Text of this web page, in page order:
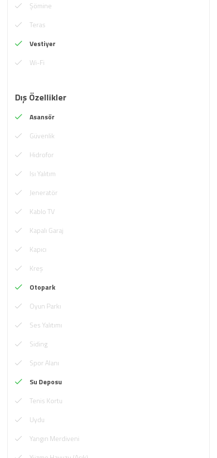
Şömine
Teras
Vestiyer
Wi-Fi
Dış Özellikler
Asansör
Güvenlik
Hidrofor
Isı Yalıtım
Jeneratör
Kablo TV
Kapalı Garaj
Kapıcı
Kreş
Otopark
Oyun Parkı
Ses Yalıtımı
Siding
Spor Alanı
Su Deposu
Tenis Kortu
Uydu
Yangın Merdiveni